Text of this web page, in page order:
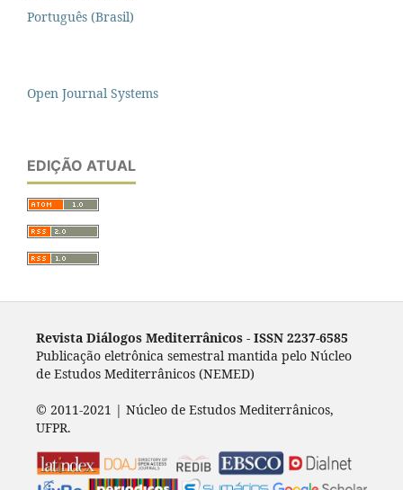
Português (Brasil)
Open Journal Systems
EDIÇÃO ATUAL
Revista Diálogos Mediterrânicos - ISSN 2237-6585
Publicação eletrônica semestral mantida pelo Núcleo
de Estudos Mediterrânicos (NEMED)
© 2011-2021 | Núcleo de Estudos Mediterrânicos,
UFPR.